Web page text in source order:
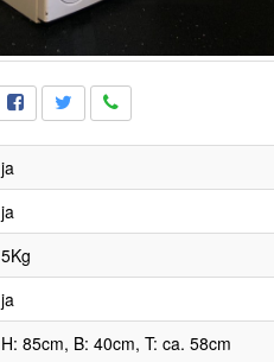
ja
ja
5Kg
ja
H: 85cm, B: 40cm, T: ca. 58cm